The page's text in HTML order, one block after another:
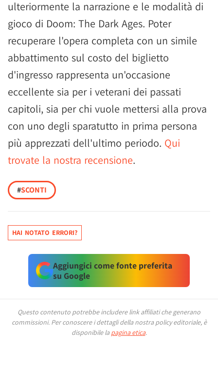
ulteriormente la narrazione e le modalità di
gioco di Doom: The Dark Ages. Poter
recuperare l'opera completa con un simile
abbattimento sul costo del biglietto
d'ingresso rappresenta un'occasione
eccellente sia per i veterani dei passati
capitoli, sia per chi vuole mettersi alla prova
con uno degli sparatutto in prima persona
più apprezzati dell'ultimo periodo. Qui
trovate la nostra recensione.
#SCONTI
HAI NOTATO ERRORI?
Aggiungici come fonte preferita
su Google
Questo contenuto potrebbe includere link affiliati che generano
commissioni. Per conoscere i dettagli della nostra policy editoriale, è
disponibile la pagina etica.